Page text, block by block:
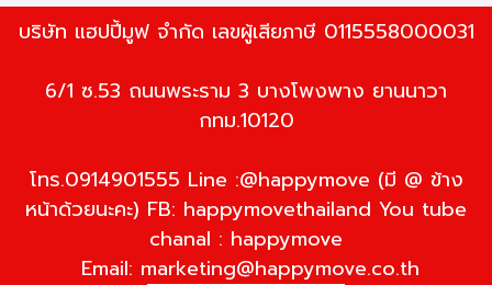
บริษัท แฮปปี้มูฟ จำกัด เลขผู้เสียภาษี 0115558000031
6/1 ซ.53 ถนนพระราม 3 บางโพงพาง ยานนาวา
กทม.10120
โทร.0914901555 Line :@happymove (มี @ ข้าง
หน้าด้วยนะคะ) FB: happymovethailand You tube
chanal : happymove
Email: marketing@happymove.co.th